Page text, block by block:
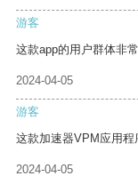
游客
这款app的用户群体非
2024-04-05
游客
这款加速器VPM应用程
2024-04-05